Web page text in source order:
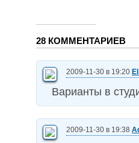
28 КОММЕНТАРИЕВ
2009-11-30 в 19:20
Варианты в
2009-11-30 в 19:38